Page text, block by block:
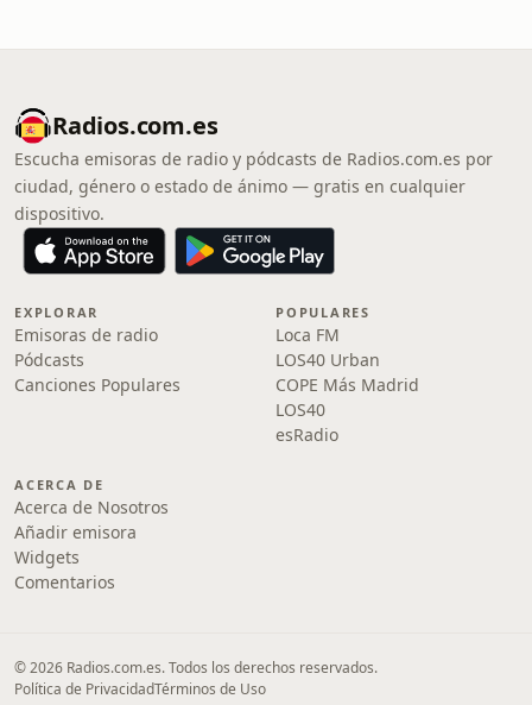
Radios.com.es
Escucha emisoras de radio y pódcasts de Radios.com.es por
ciudad, género o estado de ánimo — gratis en cualquier
dispositivo.
EXPLORAR
Emisoras de radio
Pódcasts
Canciones Populares
POPULARES
Loca FM
LOS40 Urban
COPE Más Madrid
LOS40
esRadio
ACERCA DE
Acerca de Nosotros
Añadir emisora
Widgets
Comentarios
© 2026 Radios.com.es. Todos los derechos reservados.
Política de PrivacidadTérminos de Uso